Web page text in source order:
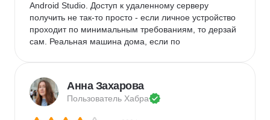
Android Studio. Доступ к удаленному серверу
получить не так-то просто - если личное устройство
проходит по минимальным требованиям, то дерзай
сам. Реальная машина дома, если по
необходимость держать рабочими другие
процессы, то вообще кошмар. Я выкрутилась,
забрав игровой комп у сына. Но это не решение. В
Анна Захарова
Пользователь Хабра